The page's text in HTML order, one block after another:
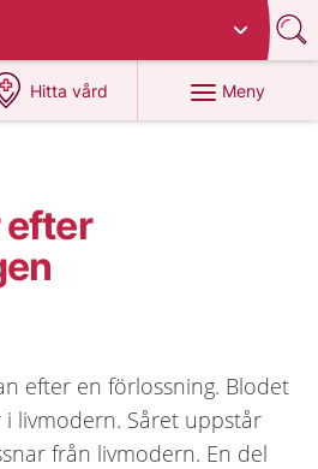
Hitta vård
på 1177.se
Meny
efter
efter en förlossning. Blodet
livmodern. Såret uppstår
från livmodern. En del